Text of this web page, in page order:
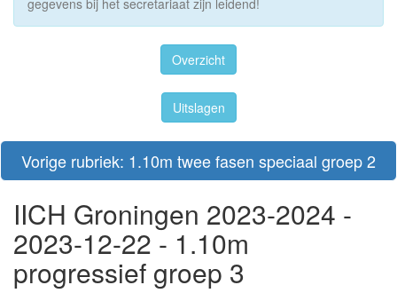
Overzicht
Uitslagen
Vorige rubriek: 1.10m twee fasen speciaal groep 2
IICH Groningen 2023-2024 -
2023-12-22 - 1.10m
progressief groep 3